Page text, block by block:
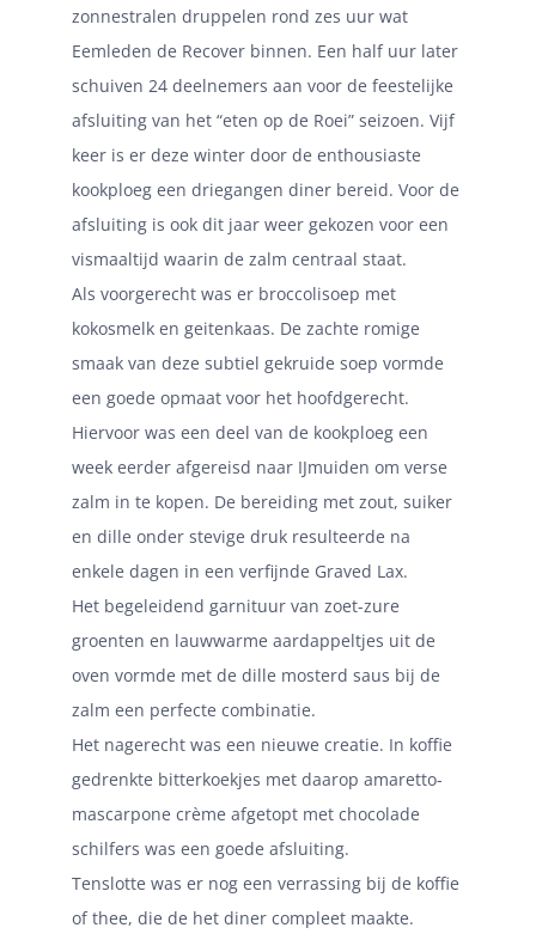
zonnestralen druppelen rond zes uur wat
Eemleden de Recover binnen. Een half uur later
schuiven 24 deelnemers aan voor de feestelijke
afsluiting van het “eten op de Roei” seizoen. Vijf
keer is er deze winter door de enthousiaste
kookploeg een driegangen diner bereid. Voor de
afsluiting is ook dit jaar weer gekozen voor een
vismaaltijd waarin de zalm centraal staat.
Als voorgerecht was er broccolisoep met
kokosmelk en geitenkaas. De zachte romige
smaak van deze subtiel gekruide soep vormde
een goede opmaat voor het hoofdgerecht.
Hiervoor was een deel van de kookploeg een
week eerder afgereisd naar IJmuiden om verse
zalm in te kopen. De bereiding met zout, suiker
en dille onder stevige druk resulteerde na
enkele dagen in een verfijnde Graved Lax.
Het begeleidend garnituur van zoet-zure
groenten en lauwwarme aardappeltjes uit de
oven vormde met de dille mosterd saus bij de
zalm een perfecte combinatie.
Het nagerecht was een nieuwe creatie. In koffie
gedrenkte bitterkoekjes met daarop amaretto-
mascarpone crème afgetopt met chocolade
schilfers was een goede afsluiting.
Tenslotte was er nog een verrassing bij de koffie
of thee, die de het diner compleet maakte.